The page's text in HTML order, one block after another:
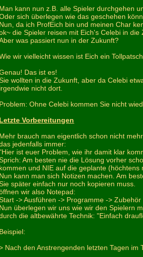
Man kann nun z.B. alle Spieler durchgehen
sich überlegen wie das geschehen
Nun, da ich ProfEich bin und meinen Char
die Spieler reisen mit Eich's Celebi in die
was passiert nun in der Zukunft?
wir vielleicht wissen ist Eich ein
Das ist es!
wollten in die Zukunft, aber da Celebi
irgendwie nicht dort.
Problem: Ohne Celebi kommen Sie nicht
Letzte Vorbereitungen
Mehr brauch man eigentlich schon nicht
jedenfalls immer:
ist euer Problem, wie ihr damit klar
Am besten nie die Lösung vorher
kommen und NIE auf die geplante (höchtens
Nun kann man sich Notizen machen. Am
später einfach nur noch kopieren muss.
wir also Notepad:
-> Ausführen -> Programme -> Zubehör
Nun überlegen wir uns wie wir den Spielern
die altbewährte Technik: "Einfach
Beispiel:
Nach den Anstrengenden letzten Tagen